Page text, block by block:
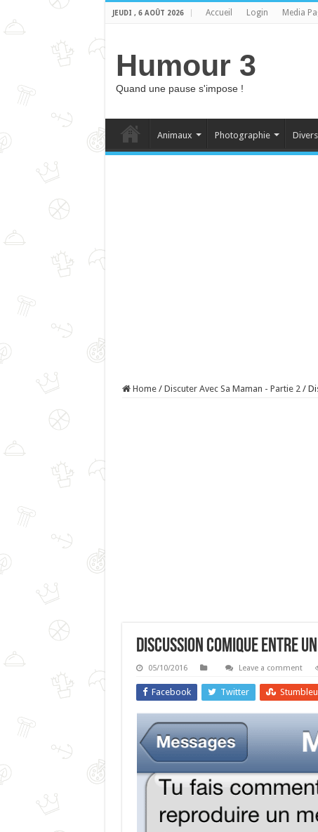
JEUDI , 6 AOÛT 2026 Accueil Login Media
Humour 3
Quand une pause s'impose !
Animaux Photographie Divers
Home / Discuter Avec Sa Maman - Partie 2 /
Discussion Comique Entre
05/10/2016 Leave a comment
Facebook Twitter